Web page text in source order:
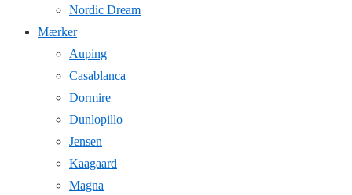
Nordic Dream
Mærker
Auping
Casablanca
Dormire
Dunlopillo
Jensen
Kaagaard
Magna